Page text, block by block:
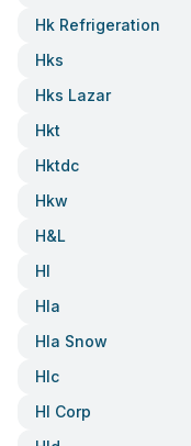
Hk Refrigeration
Hks
Hks Lazar
Hkt
Hktdc
Hkw
H&l
Hl
Hla
Hla Snow
Hlc
Hl Corp